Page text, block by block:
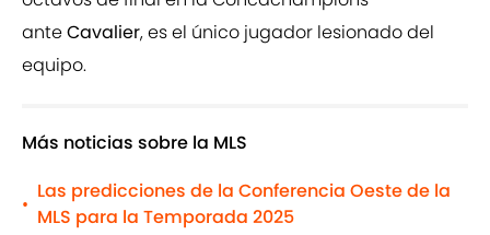
anteCavalier, es el único jugador lesionado del
equipo.
Más noticias sobre la MLS
•
Las predicciones de la Conferencia Oeste de la
MLS para la Temporada 2025